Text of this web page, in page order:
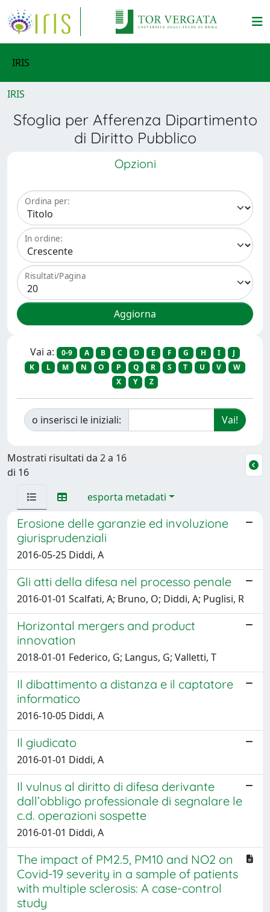
IRIS
IRIS
Sfoglia per Afferenza Dipartimento
di Diritto Pubblico
Opzioni
Ordina per:
In ordine:
Risultati/Pagina
Vai a: 0-9 A B C D E F G H I
J
K
L M N O P Q R S T U V
W
X
Y Z
o inserisci le iniziali:
Mostrati risultati da 2 a 16
di 16
esporta metadati
Erosione delle garanzie ed involuzione
giurisprudenziali
2016-05-25 Diddi, A
Gli atti della difesa nel processo penale
2016-01-01 Scalfati, A; Bruno, O; Diddi, A; Puglisi, R
Horizontal mergers and product
innovation
2018-01-01 Federico, G; Langus, G; Valletti, T
Il dibattimento a distanza e il captatore
informatico
2016-10-05 Diddi, A
Il giudicato
2016-01-01 Diddi, A
Il vulnus al diritto di difesa derivante
dall’obbligo professionale di segnalare le
c.d. operazioni sospette
2016-01-01 Diddi, A
The impact of PM2.5, PM10 and NO2 on
Covid-19 severity in a sample of patients
with multiple sclerosis: A case-control
study